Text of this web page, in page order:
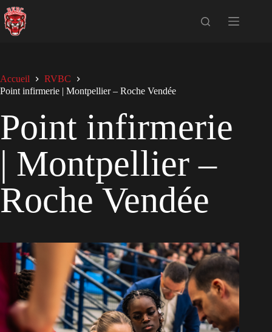
Passer
au
contenu
Accueil
RVBC
Point infirmerie | Montpellier – Roche Vendée
Point infirmerie
| Montpellier –
Roche Vendée